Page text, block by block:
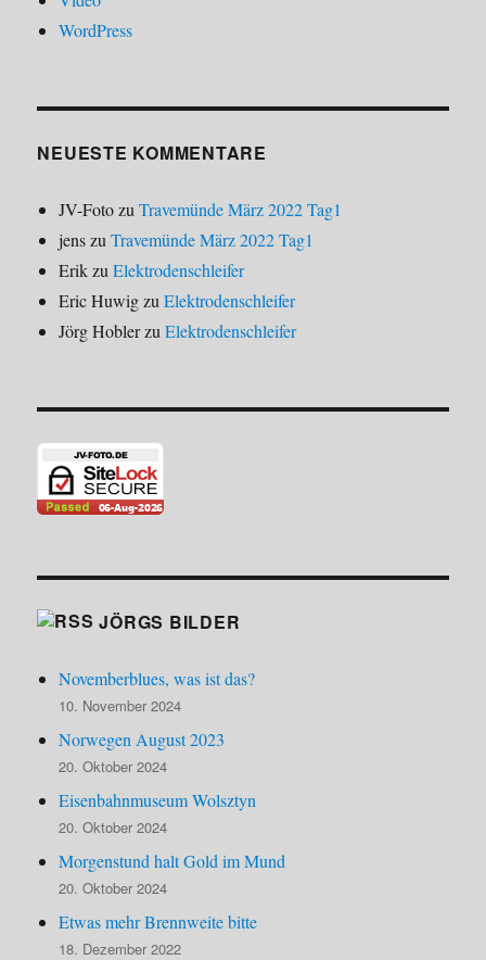
WordPress
NEUESTE KOMMENTARE
JV-FotozuTravemünde März 2022 Tag1
jenszuTravemünde März 2022 Tag1
ErikzuElektrodenschleifer
Eric HuwigzuElektrodenschleifer
Jörg HoblerzuElektrodenschleifer
JÖRGS BILDER
Novemberblues, was ist das?
10. November 2024
Norwegen August 2023
20. Oktober 2024
Eisenbahnmuseum Wolsztyn
20. Oktober 2024
Morgenstund halt Gold im Mund
20. Oktober 2024
Etwas mehr Brennweite bitte
18. Dezember 2022